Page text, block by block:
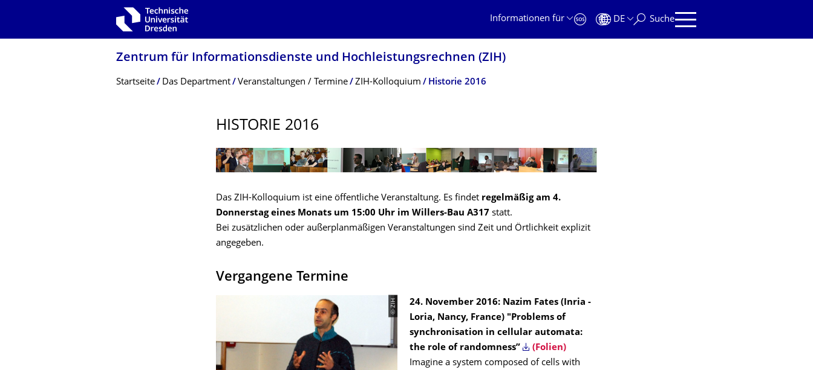
Zur Hauptnavigation springen
Informationen für
DE Suche
Zentrum für Informations­dienste und Hochleistungs­rechnen (ZIH)
Breadcrumb-Menü
Startseite Das Department Veranstaltungen / Termine ZIH-Kolloquium Historie 2016
HISTORIE 2016
Das ZIH-Kolloquium ist eine öffentliche Veranstaltung. Es findet regelmäßig am 4.
Donnerstag eines Monats um 15:00 Uhr im Willers-Bau A317 statt.
Bei zusätzlichen oder außerplanmäßigen Veranstaltungen sind Zeit und Örtlichkeit explizit
angegeben.
Vergangene Termine
© ZIH 24. November 2016: Nazim Fates (Inria -
Loria, Nancy, France) "Problems of
synchronisation in cellular automata:
the role of randomness”
(Folien)
Imagine a system composed of cells with